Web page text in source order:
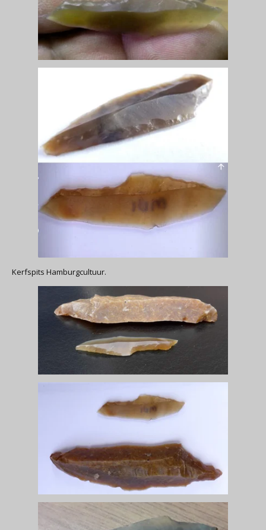
Kerfspits Hamburgcultuur.